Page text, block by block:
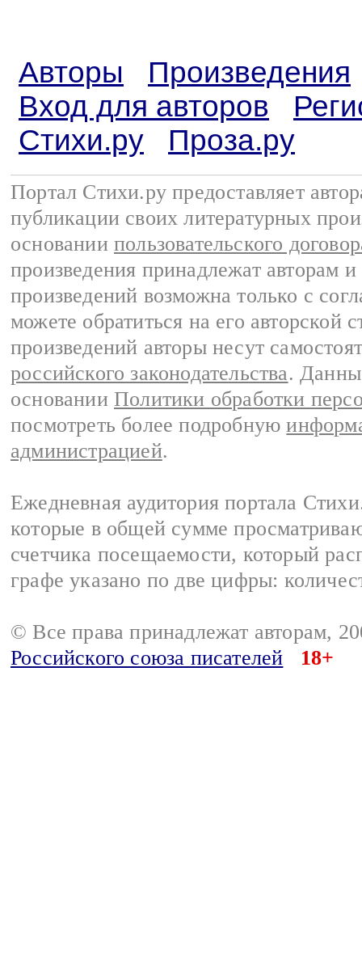
Авторы
Произведения
Вход для авторов
Стихи.ру
Проза.ру
Портал Стихи.ру предоставляет
публикации своих литературных
основании пользовательского
произведения принадлежат авторам
произведений возможна только с
можете обратиться на его авторской
произведений авторы несут
российского законодательства.
основании Политики обработки
посмотреть более подробную
администрацией.
Ежедневная аудитория портала
которые в общей сумме
счетчика посещаемости, который
графе указано по две цифры:
© Все права принадлежат авторам,
Российского союза писателей
18+